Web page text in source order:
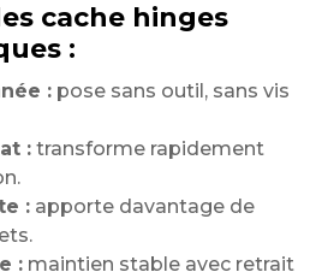
cache hinges
:
: pose sans outil, sans vis
: transforme rapidement
: apporte davantage de
: maintien stable avec retrait